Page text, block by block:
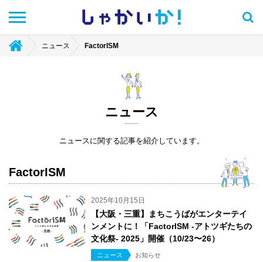
しゃかい か！
ニュース FactorISM
ニュース
ニュースに関する記事を紹介しています。
FactorISM
2025年10月15日
【大阪・三重】まちこうばがエンターテイ
ンメントに！「FactorISM -アトツギたちの
文化祭- 2025」開催（10/23〜26）
ニュース お知らせ